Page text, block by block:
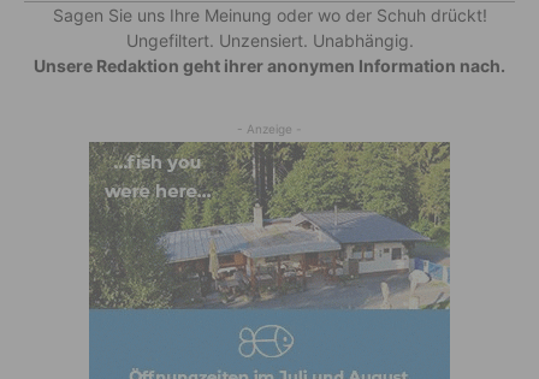
Sagen Sie uns Ihre Meinung oder wo der Schuh drückt!
Ungefiltert. Unzensiert. Unabhängig.
Unsere Redaktion geht ihrer anonymen Information nach.
- Anzeige -